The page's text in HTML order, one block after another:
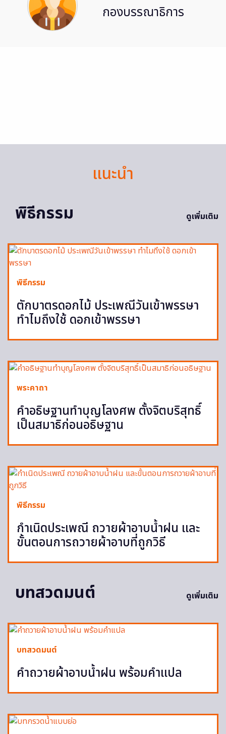
กองบรรณาธิการ
แนะนำ
พิธีกรรม
ดูเพิ่มเติม
พิธีกรรม
ตักบาตรดอกไม้ ประเพณีวันเข้าพรรษา
ทำไมถึงใช้ ดอกเข้าพรรษา
พระคาถา
คำอธิษฐานทำบุญโลงศพ ตั้งจิตบริสุทธิ์
เป็นสมาธิก่อนอธิษฐาน
พิธีกรรม
กำเนิดประเพณี ถวายผ้าอาบน้ำฝน และ
ขั้นตอนการถวายผ้าอาบที่ถูกวิธี
บทสวดมนต์ ดูเพิ่มเติม
บทสวดมนต์
คำถวายผ้าอาบน้ำฝน พร้อมคำแปล